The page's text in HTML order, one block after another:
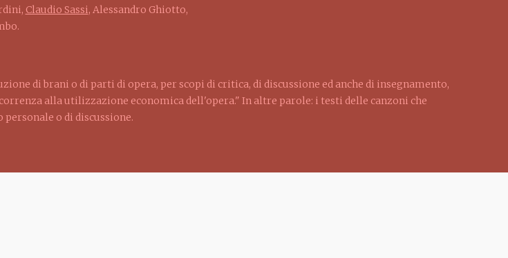
Claudio Sassi, Alessandro Ghiotto,
di brani o di parti di opera, per scopi di critica, di discussione ed anche di insegnamento,
alla utilizzazione economica dell'opera." In altre parole: i testi delle canzoni che
o di discussione.